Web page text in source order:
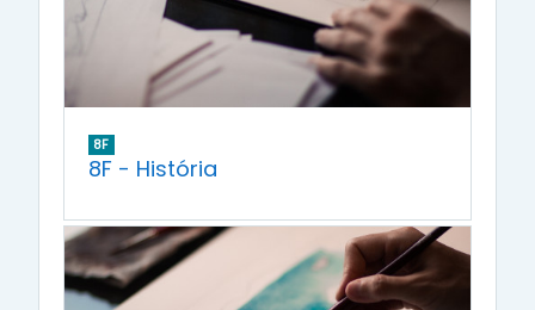
8F
8F - História